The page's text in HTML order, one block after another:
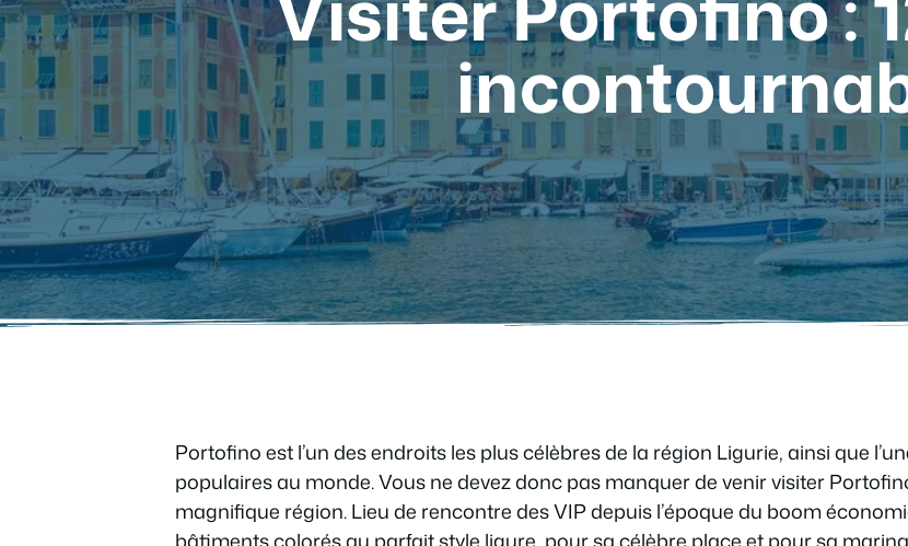
Portofino est l’un des endroits les plus célèbres de la région Ligurie, ainsi que
populaires au monde. Vous ne devez donc pas manquer de venir visiter
magnifique région. Lieu de rencontre des VIP depuis l’époque du boom